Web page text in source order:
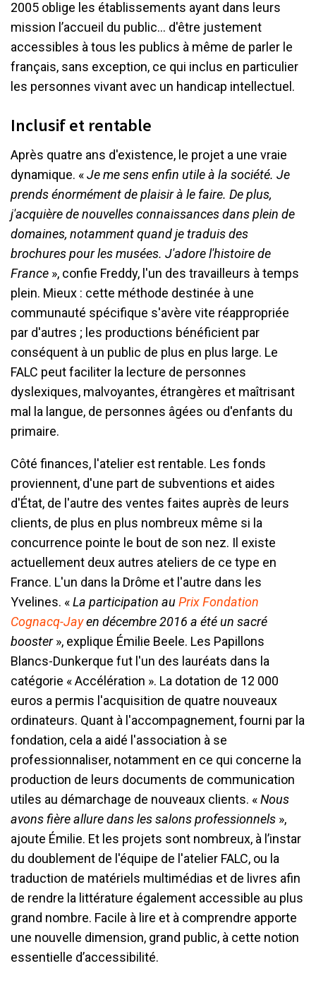
2005 oblige les établissements ayant dans leurs
mission l’accueil du public… d'être justement
accessibles à tous les publics à même de parler le
français, sans exception, ce qui inclus en particulier
les personnes vivant avec un handicap intellectuel.
Inclusif et rentable
Après quatre ans d'existence, le projet a une vraie
dynamique. «Je me sens enfin utile à la société. Je
prends énormément de plaisir à le faire. De plus,
j'acquière de nouvelles connaissances dans plein de
domaines, notamment quand je traduis des
brochures pour les musées. J'adore l'histoire de
France », confie Freddy, l'un des travailleurs à temps
plein. Mieux : cette méthode destinée à une
communauté spécifique s'avère vite réappropriée
par d'autres ; les productions bénéficient par
conséquent à un public de plus en plus large. Le
FALC peut faciliter la lecture de personnes
dyslexiques, malvoyantes, étrangères et maîtrisant
mal la langue, de personnes âgées ou d'enfants du
primaire.
Côté finances, l'atelier est rentable. Les fonds
proviennent, d'une part de subventions et aides
d'État, de l'autre des ventes faites auprès de leurs
clients, de plus en plus nombreux même si la
concurrence pointe le bout de son nez. Il existe
actuellement deux autres ateliers de ce type en
France. L'un dans la Drôme et l'autre dans les
Yvelines. «La participation au Prix Fondation
Cognacq-Jayen décembre 2016 a été un sacré
booster», explique Émilie Beele. Les Papillons
Blancs-Dunkerque fut l'un des lauréats dans la
catégorie « Accélération ». La dotation de 12 000
euros a permis l'acquisition de quatre nouveaux
ordinateurs. Quant à l'accompagnement, fourni par la
fondation, cela a aidé l'association à se
professionnaliser, notamment en ce qui concerne la
production de leurs documents de communication
utiles au démarchage de nouveaux clients. «Nous
avons fière allure dans les salons professionnels »,
ajoute Émilie. Et les projets sont nombreux, à l’instar
du doublement de l'équipe de l'atelier FALC, ou la
traduction de matériels multimédias et de livres afin
de rendre la littérature également accessible au plus
grand nombre. Facile à lire et à comprendre apporte
une nouvelle dimension, grand public, à cette notion
essentielle d’accessibilité.